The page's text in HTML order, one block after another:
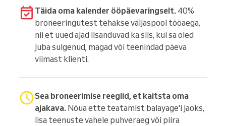
Täida oma kalender ööpäevaringselt. 40%
broneeringutest tehakse väljaspool tööaega,
nii et uued ajad lisanduvad ka siis, kui sa oled
juba sulgenud, magad või teenindad päeva
viimast klienti.
Sea broneerimise reeglid, et kaitsta oma
ajakava. Nõua ette teatamist balayage'i jaoks,
lisa teenuste vahele puhveraeg või piira